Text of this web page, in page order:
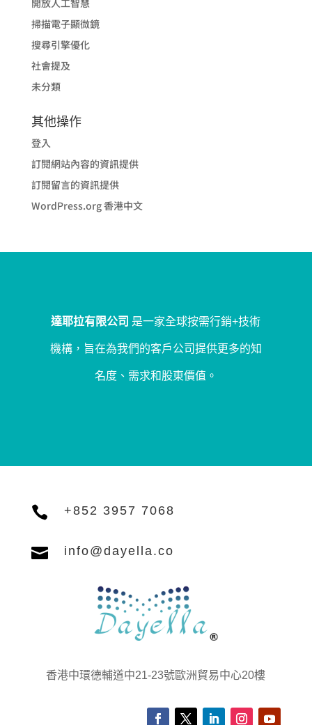
掃描電子顯微鏡
搜尋引擎優化
社會提及
未分類
其他操作
登入
訂閱網站內容的資訊提供
訂閱留言的資訊提供
WordPress.org 香港中文
達耶拉有限公司 是一家全球按需行銷+技術
機構，旨在為我們的客戶公司提供更多的知
名度、需求和股東價值。
 +852 3957 7068
 info@dayella.co
香港中環德輔道中21-23號歐洲貿易中心20樓